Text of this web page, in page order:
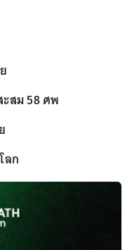
สม 58 ศพ
ลก